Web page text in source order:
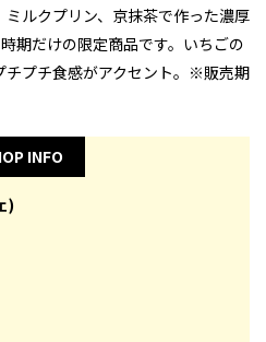
ルクプリン、京抹茶で作った濃厚
期だけの限定商品です。いちごの
チプチ食感がアクセント。※販売期
INFO
)